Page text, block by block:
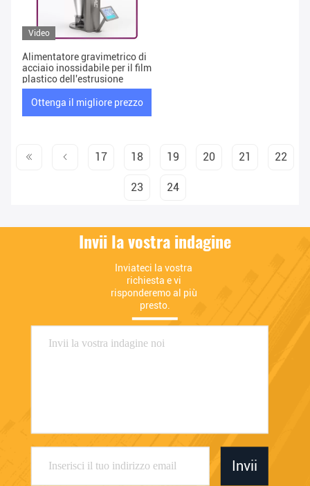
Video
Alimentatore gravimetrico di
acciaio inossidabile per il film
plastico dell'estrusione
Ottenga il migliore prezzo
17 18 19 20 21 22
23 24
Invii la vostra indagine
Inviateci la vostra
richiesta e vi
risponderemo al più
presto.
Invii